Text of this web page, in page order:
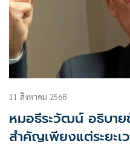
11 สิงหาคม 2568
หมอธีระวัฒน์ อธิบาย
สำคัญเพียงแต่ระยะเ